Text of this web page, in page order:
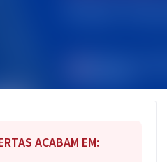
ACABAM EM: